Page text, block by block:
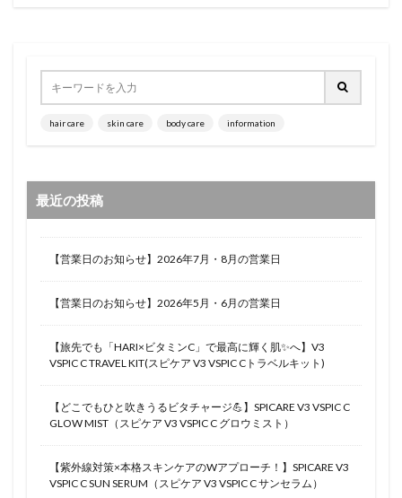
hair care skin care body care information
最近の投稿
【営業日のお知らせ】2026年7月・8月の営業日
【営業日のお知らせ】2026年5月・6月の営業日
【旅先でも「HARI×ビタミンC」で最高に輝く肌✨へ】V3
VSPIC C TRAVEL KIT(スピケア V3 VSPIC Cトラベルキット)
【どこでもひと吹きうるビタチャージ💪】SPICARE V3 VSPIC C
GLOW MIST（スピケア V3 VSPIC C グロウミスト）
【紫外線対策×本格スキンケアのWアプローチ！】SPICARE V3
VSPIC C SUN SERUM（スピケア V3 VSPIC C サンセラム）